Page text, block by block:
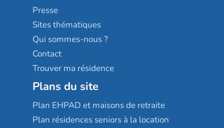
Sérénys
Résidences services Villa Médicis
Presse
Sites thématiques
Qui sommes-nous ?
Contact
Trouver ma résidence
Plans du site
Plan EHPAD et maisons de retraite
Plan résidences seniors à la location